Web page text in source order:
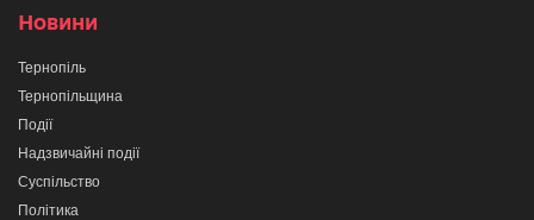
Новини
Тернопіль
Тернопільщина
Події
Надзвичайні події
Суспільство
Політика